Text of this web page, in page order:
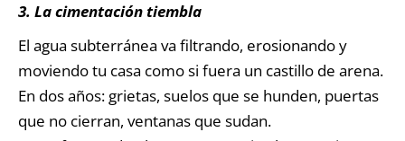
3. La cimentación tiembla
El agua subterránea va filtrando, erosionando y
moviendo tu casa como si fuera un castillo de arena.
En dos años: grietas, suelos que se hunden, puertas
que no cierran, ventanas que sudan.